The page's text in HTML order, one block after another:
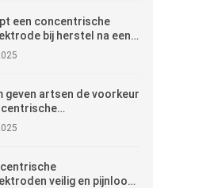
een concentrische
bij herstel na een
geven artsen de voorkeur
voor
onderzoek?
veilig en pijnloos